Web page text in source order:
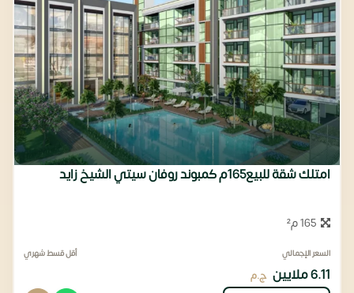
امتلك شقة للبيع165م كمبوند روفان سيتي الشيخ زايد
السعر الإجمالي
6.11 ملايين ج.م
أقل قسط شهري